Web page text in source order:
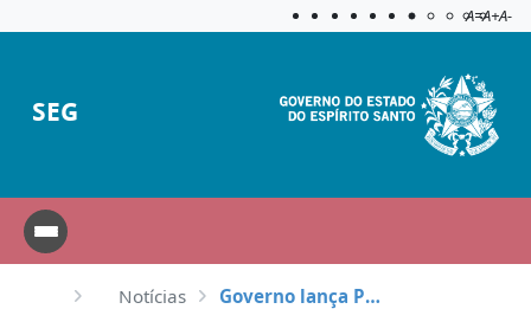
Aplicar
A=A+A-
SEG
Notícias Governo lança Programa Talento Capixaba para levar inovação e tecnologia a estudantes da rede públic...